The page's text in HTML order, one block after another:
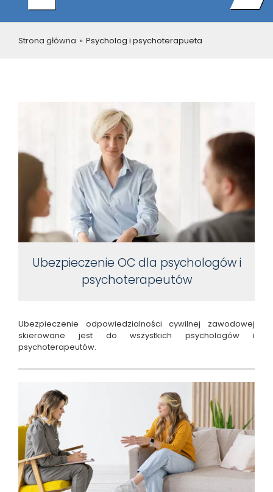
Strona główna » Psycholog i psychoterapueta
Ubezpieczenie OC dla psychologów i
psychoterapeutów
Ubezpieczenie odpowiedzialności cywilnej zawodowej
skierowane jest do wszystkich psychologów i
psychoterapeutów.